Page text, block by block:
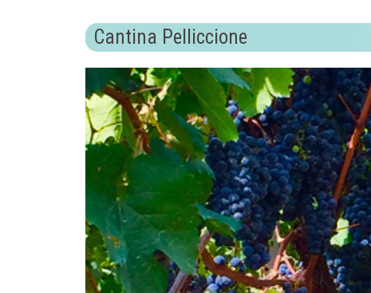
Cantina Pelliccione